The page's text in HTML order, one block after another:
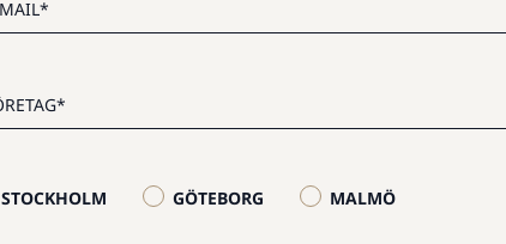
STOCKHOLM GÖTEBORG MALMÖ